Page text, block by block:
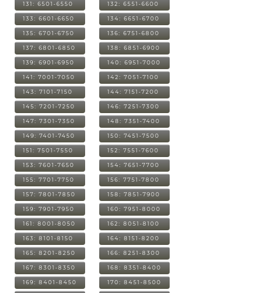
131: 6501-6550 132: 6551-6600
133: 6601-6650 134: 6651-6700
135: 6701-6750 136: 6751-6800
137: 6801-6850 138: 6851-6900
139: 6901-6950 140: 6951-7000
141: 7001-7050 142: 7051-7100
143: 7101-7150 144: 7151-7200
145: 7201-7250 146: 7251-7300
147: 7301-7350 148: 7351-7400
149: 7401-7450 150: 7451-7500
151: 7501-7550 152: 7551-7600
153: 7601-7650 154: 7651-7700
155: 7701-7750 156: 7751-7800
157: 7801-7850 158: 7851-7900
159: 7901-7950 160: 7951-8000
161: 8001-8050 162: 8051-8100
163: 8101-8150 164: 8151-8200
165: 8201-8250 166: 8251-8300
167: 8301-8350 168: 8351-8400
169: 8401-8450 170: 8451-8500